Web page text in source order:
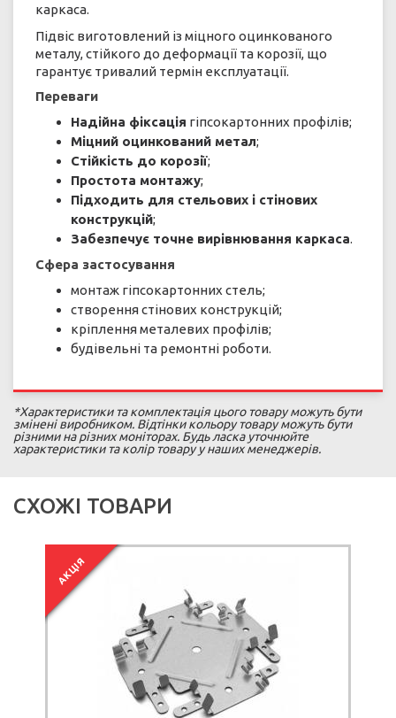
каркаса.
Підвіс виготовлений із міцного оцинкованого
металу, стійкого до деформації та корозії, що
гарантує тривалий термін експлуатації.
Переваги
Надійна фіксація гіпсокартонних профілів;
Міцний оцинкований метал;
Стійкість до корозії;
Простота монтажу;
Підходить для стельових і стінових
конструкцій;
Забезпечує точне вирівнювання каркаса.
Сфера застосування
монтаж гіпсокартонних стель;
створення стінових конструкцій;
кріплення металевих профілів;
будівельні та ремонтні роботи.
*Характеристики та комплектація цього товару можуть бути
змінені виробником. Відтінки кольору товару можуть бути
різними на різних моніторах. Будь ласка уточнюйте
характеристики та колір товару у наших менеджерів.
СХОЖІ ТОВАРИ
АКЦІЯ